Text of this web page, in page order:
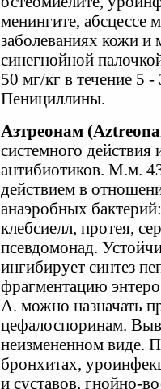
менингите, абсцессе
заболеваниях кожи и
синегнойной
50 мг/кг в течение 5
Пенициллины.
Азтреонам
системного
антибиотиков. М.м.
действием в
анаэробных
клебсиелл, протея,
псевдомонад.
ингибирует синтез
фрагментацию
А. можно назначать
цефалоспоринам.
неизмененном виде.
бронхитах,
и суставов, гнойно-